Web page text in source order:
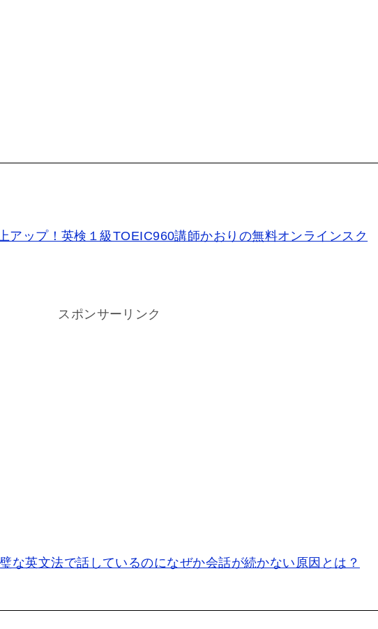
アップ！英検１級TOEIC960講師かおりの無料オンラインスク
スポンサーリンク
な英文法で話しているのになぜか会話が続かない原因とは？